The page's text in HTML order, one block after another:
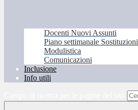
Docenti Nuovi Assunti
Piano settimanale Sostituzioni
Modulistica
Comunicazioni
Inclusione
Info utili